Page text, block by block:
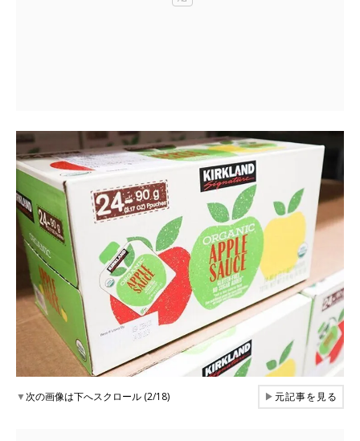
▼次の画像は下へスクロール (2/18) ▶元記事を見る